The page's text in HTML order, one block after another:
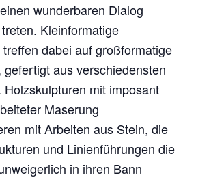
wunderbaren Dialog
Kleinformatige
dabei auf großformatige
gefertigt aus verschiedensten
Holzskulpturen mit imposant
Maserung
mit Arbeiten aus Stein, die
und Linienführungen die
in ihren Bann